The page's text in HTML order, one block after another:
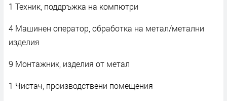
1 Техник, поддръжка на компютри
4 Машинен оператор, обработка на метал/метални
изделия
9 Монтажник, изделия от метал
1 Чистач, производствени помещения